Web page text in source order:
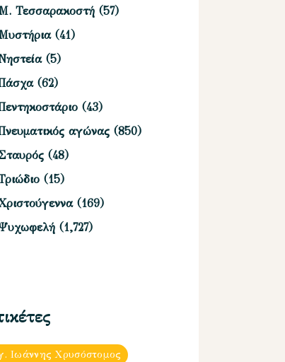
Τεσσαρακοστή (57)
(41)
(5)
(62)
(43)
αγώνας (850)
(48)
(15)
(169)
(1,727)
Ιωάννης Χρυσόστομος